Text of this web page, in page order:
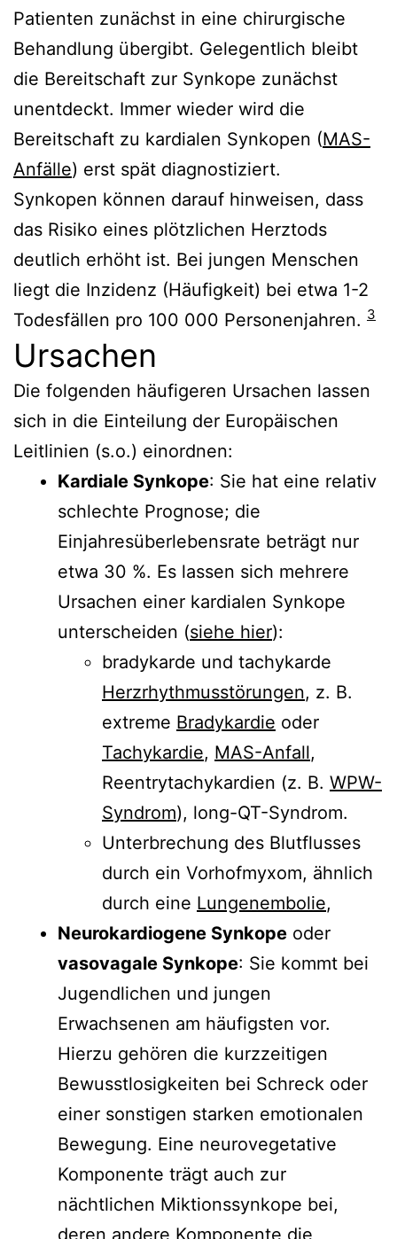
Patienten zunächst in eine chirurgische
Behandlung übergibt. Gelegentlich bleibt
die Bereitschaft zur Synkope zunächst
unentdeckt. Immer wieder wird die
Bereitschaft zu kardialen Synkopen (MAS-
Anfälle) erst spät diagnostiziert.
Synkopen können darauf hinweisen, dass
das Risiko eines plötzlichen Herztods
deutlich erhöht ist. Bei jungen Menschen
liegt die Inzidenz (Häufigkeit) bei etwa 1-2
Todesfällen pro 100 000 Personenjahren. 3
Ursachen
Die folgenden häufigeren Ursachen lassen
sich in die Einteilung der Europäischen
Leitlinien (s.o.) einordnen:
Kardiale Synkope: Sie hat eine relativ
schlechte Prognose; die
Einjahresüberlebensrate beträgt nur
etwa 30 %. Es lassen sich mehrere
Ursachen einer kardialen Synkope
unterscheiden (siehe hier):
bradykarde und tachykarde
Herzrhythmusstörungen, z. B.
extreme Bradykardie oder
Tachykardie, MAS-Anfall,
Reentrytachykardien (z. B. WPW-
Syndrom), long-QT-Syndrom.
Unterbrechung des Blutflusses
durch ein Vorhofmyxom, ähnlich
durch eine Lungenembolie,
Neurokardiogene Synkope oder
vasovagale Synkope: Sie kommt bei
Jugendlichen und jungen
Erwachsenen am häufigsten vor.
Hierzu gehören die kurzzeitigen
Bewusstlosigkeiten bei Schreck oder
einer sonstigen starken emotionalen
Bewegung. Eine neurovegetative
Komponente trägt auch zur
nächtlichen Miktionssynkope bei,
deren andere Komponente die